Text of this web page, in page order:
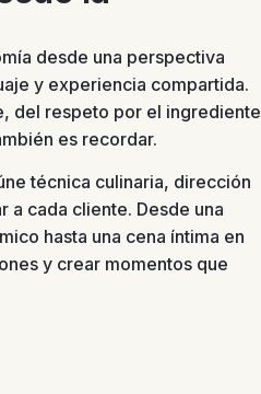
desde una perspectiva
y experiencia compartida.
del respeto por el ingrediente
es recordar.
técnica culinaria, dirección
a cada cliente. Desde una
hasta una cena íntima en
y crear momentos que